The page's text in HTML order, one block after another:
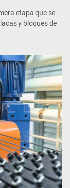
etapa que se
y bloques de